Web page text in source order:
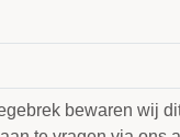
bewaren wij